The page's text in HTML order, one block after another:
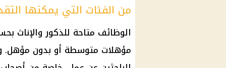
من الفئات التي يمكنها
الوظائف متاحة للذكور والإناث
مؤهلات متوسطة أو بدون مؤهل.